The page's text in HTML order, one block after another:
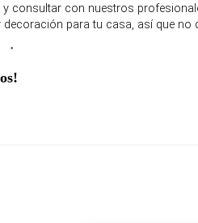
consultar con nuestros
para tu casa, así que